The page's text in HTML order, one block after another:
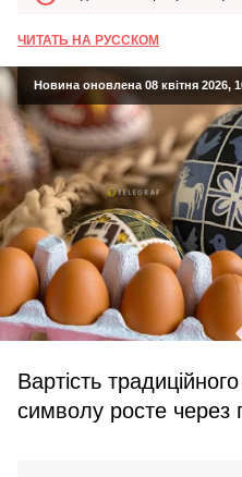
ЧИТАТЬ НА РУССКОМ
Новина оновлена 08 квітня 2026,
Вартість
символу росте через